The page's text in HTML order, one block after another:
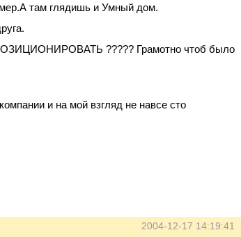
там глядишь и Умный дом.
????? Грамотно чтоб было
и на мой взгляд не навсе сто
2004-12-17 14:19:41